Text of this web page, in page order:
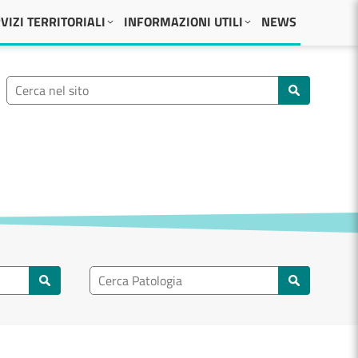
TERRITORIALI INFORMAZIONI UTILI NEWS
Ricerca nel sito
Ricerca nel patologia